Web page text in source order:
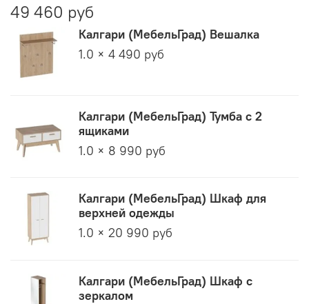
49 460 руб
Калгари (МебельГрад) Вешалка
1.0 × 4 490 руб
Калгари (МебельГрад) Тумба с 2
ящиками
1.0 × 8 990 руб
Калгари (МебельГрад) Шкаф для
верхней одежды
1.0 × 20 990 руб
Калгари (МебельГрад) Шкаф с
зеркалом